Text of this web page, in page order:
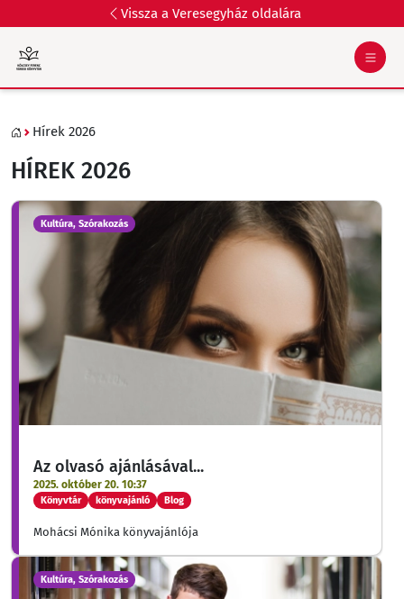
Vissza a Veresegyház oldalára
Hírek 2026
HÍREK 2026
Kultúra, Szórakozás
Az olvasó ajánlásával...
2025. október 20. 10:37
Könyvtár könyvajánló Blog
Mohácsi Mónika könyvajánlója
Kultúra, Szórakozás